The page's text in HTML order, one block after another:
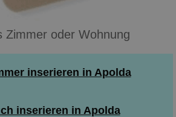
Zimmer oder Wohnung
inserieren in Apolda
inserieren in Apolda